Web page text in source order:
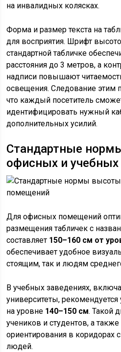
на инвалидных колясках.
Форма и размер текста на
для восприятия. Шрифт
стандартной табличке
расстояния до 3 метров, а
надписи повышают
освещения. Следование этим
что каждый посетитель
идентифицировать нужный
дополнительных усилий.
Стандартные
офисных и
Для офисных помещений
размещения табличек с
составляет 150–160 см от
обеспечивает удобное
стоящим, так и людям
В учебных заведениях,
университеты, рекомендуется
на уровне 140–150 см. Такой
учеников и студентов, а
ориентирования в коридорах
людей.